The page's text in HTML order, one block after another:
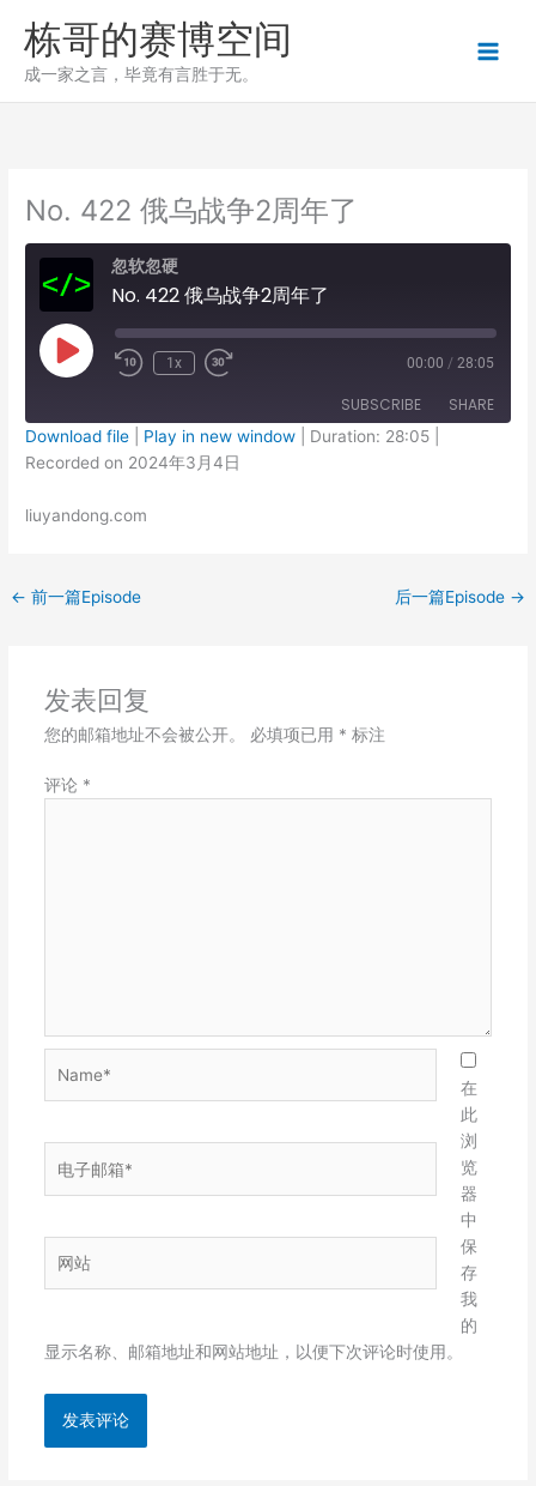
栋哥的赛博空间
成一家之言，毕竟有言胜于无。
No. 422 俄乌战争2周年了
忽软忽硬
No. 422 俄乌战争2周年了
Play
Episode
1x 00:00 / 28:05
SUBSCRIBE SHARE
SHARE
LINK
Download file Play in new window Duration: 28:05
Recorded on 2024年3月4日
liuyandong.com
← 前一篇Episode 后一篇Episode →
发表回复
您的邮箱地址不会被公开。 必填项已用 * 标注
评论 *
子
箱
站
在
此
浏
览
器
中
保
存
我
的
显示名称、邮箱地址和网站地址，以便下次评论时使用。